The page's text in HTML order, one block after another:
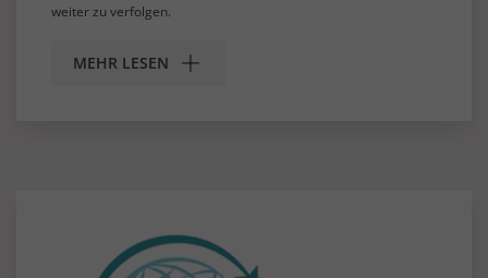
weiter zu verfolgen.
MEHR LESEN